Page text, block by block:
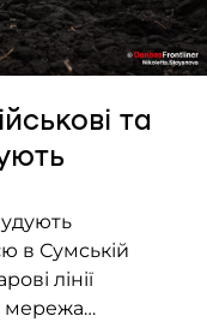
та
в Сумській
лінії
мережа